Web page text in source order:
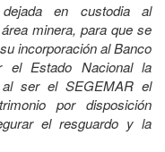
en custodia al
minera, para que se
incorporación al Banco
el Estado Nacional la
ser el SEGEMAR el
por disposición
el resguardo y la